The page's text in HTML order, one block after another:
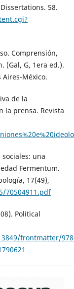
58.
Comprensión,
(Gal, G, 1era ed.).
Aires-México.
de la
la prensa. Revista
una
Fermentum.
17(49),
70504911.pdf
Political
frontmatter/